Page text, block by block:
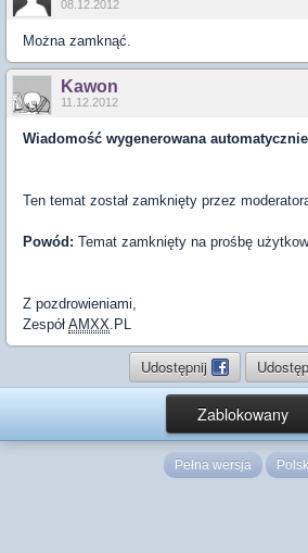
08.12.2012
Można zamknąć.
Kawon
11.12.2012
Wiadomość wygenerowana automatycznie
Ten temat został zamknięty przez
Powód: Temat zamknięty na prośbę
Z pozdrowieniami,
Zespół AMXX.PL
Udostępnij
Zablokowany
Pełna wersja